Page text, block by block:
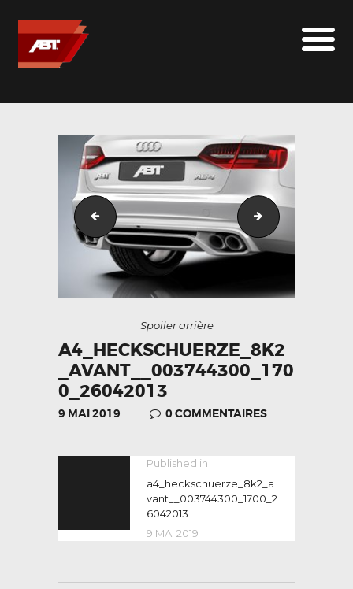
ABT SPORTSLINE FRANCE
MARQUES
LE SUR-MESURE
ABT
CONTACT
a4_avant_8k2_side__091817500_1700_26042013
Spoiler arrière
A4_HECKSCHUERZE_8K2
_AVANT__003744300_170
0_26042013
9 MAI 2019 0 COMMENTAIRES
NAVIGATION
L’ARTICLE
Published in
a4_heckschuerze_8k2_a
vant__003744300_1700_2
6042013
9 MAI 2019